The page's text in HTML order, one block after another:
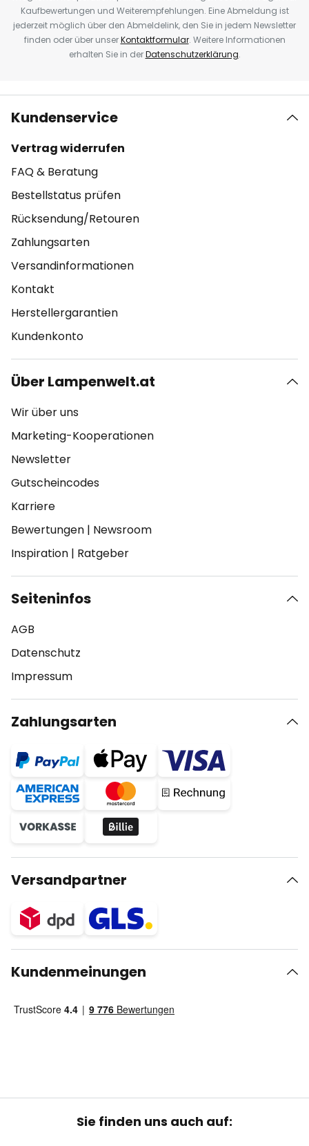
Kaufbewertungen und Weiterempfehlungen. Eine Abmeldung ist
jederzeit möglich über den Abmeldelink, den Sie in jedem Newsletter
finden oder über unserKontaktformular. Weitere Informationen
erhalten Sie in derDatenschutzerklärung.
Kundenservice
Vertrag widerrufen
FAQ & Beratung
Bestellstatus prüfen
Rücksendung/Retouren
Zahlungsarten
Versandinformationen
Kontakt
Herstellergarantien
Kundenkonto
Über Lampenwelt.at
Wir über uns
Marketing-Kooperationen
Newsletter
Gutscheincodes
Karriere
Bewertungen | Newsroom
Inspiration | Ratgeber
Seiteninfos
AGB
Datenschutz
Impressum
Zahlungsarten
Versandpartner
Kundenmeinungen
Sie finden uns auch auf: